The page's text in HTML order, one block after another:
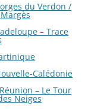
du Verdon /
– Trace
Calédonie
– Le Tour
Neiges